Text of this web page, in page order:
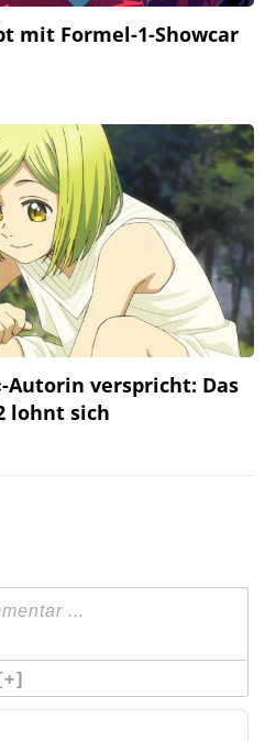
mit Formel-1-Showcar
verspricht: Das
lohnt sich
[+]